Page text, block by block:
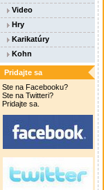
Video
Hry
Karikatúry
Kohn
Pridajte sa
Ste na Facebooku?
Ste na Twitteri?
Pridajte sa.